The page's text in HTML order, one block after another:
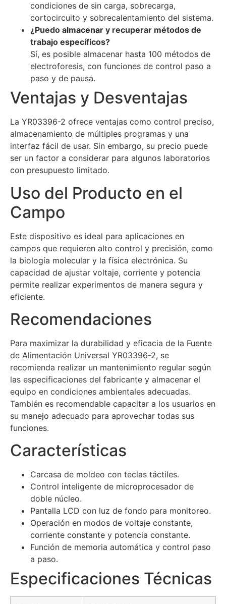
condiciones de sin carga, sobrecarga,
cortocircuito y sobrecalentamiento del sistema.
¿Puedo almacenar y recuperar métodos de
trabajo específicos?
Sí, es posible almacenar hasta 100 métodos de
electroforesis, con funciones de control paso a
paso y de pausa.
Ventajas y Desventajas
La YR03396-2 ofrece ventajas como control preciso,
almacenamiento de múltiples programas y una
interfaz fácil de usar. Sin embargo, su precio puede
ser un factor a considerar para algunos laboratorios
con presupuesto limitado.
Uso del Producto en el
Campo
Este dispositivo es ideal para aplicaciones en
campos que requieren alto control y precisión, como
la biología molecular y la física electrónica. Su
capacidad de ajustar voltaje, corriente y potencia
permite realizar experimentos de manera segura y
eficiente.
Recomendaciones
Para maximizar la durabilidad y eficacia de la Fuente
de Alimentación Universal YR03396-2, se
recomienda realizar un mantenimiento regular según
las especificaciones del fabricante y almacenar el
equipo en condiciones ambientales adecuadas.
También es recomendable capacitar a los usuarios en
su manejo adecuado para aprovechar todas sus
funciones.
Características
Carcasa de moldeo con teclas táctiles.
Control inteligente de microprocesador de
doble núcleo.
Pantalla LCD con luz de fondo para monitoreo.
Operación en modos de voltaje constante,
corriente constante y potencia constante.
Función de memoria automática y control paso
a paso.
Especificaciones Técnicas